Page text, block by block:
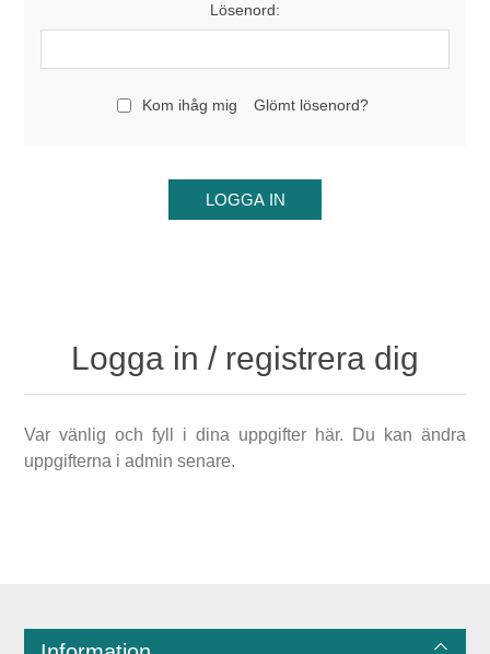
Lösenord:
Kom ihåg mig Glömt lösenord?
Logga in / registrera dig
Var vänlig och fyll i dina uppgifter här. Du kan ändra
uppgifterna i admin senare.